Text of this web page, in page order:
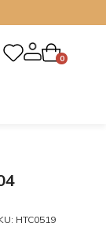
0
HTC0519